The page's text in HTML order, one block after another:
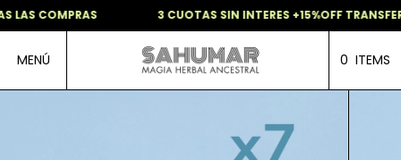
COMPRAS 3 CUOTAS SIN INTERES +15%OFF
MENÚ 0 ITEMS